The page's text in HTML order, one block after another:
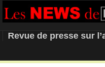
Revue de presse sur